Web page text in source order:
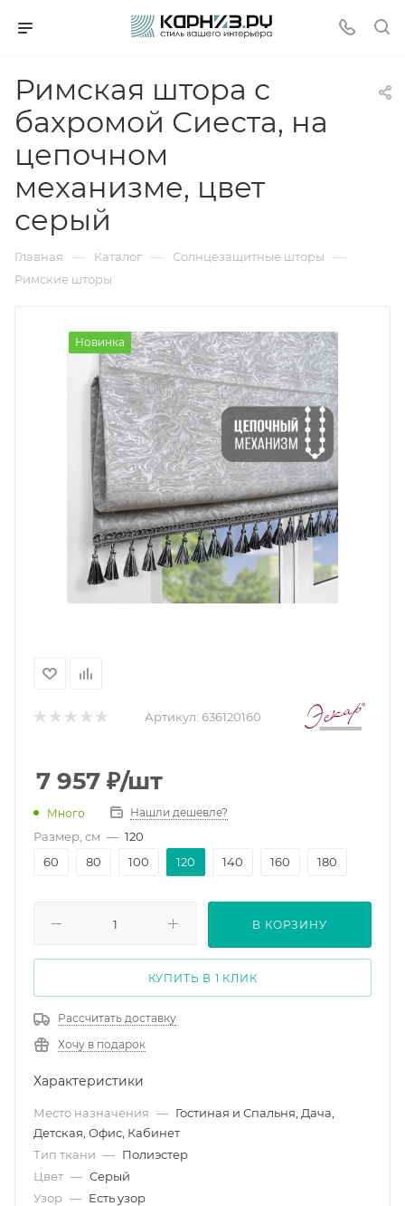
Римская штора с
бахромой Сиеста, на
цепочном
механизме, цвет
серый
Главная — Каталог — Солнцезащитные шторы —
Римские шторы
Новинка
Артикул: 636120160
7 957 ₽/шт
Много Нашли дешевле?
Размер, см — 120
60
80 100 120 140 160 180
В КОРЗИНУ
КУПИТЬ В 1 КЛИК
Рассчитать доставку
Хочу в подарок
Характеристики
Место назначения — Гостиная и Спальня, Дача,
Детская, Офис, Кабинет
Тип ткани — Полиэстер
Цвет — Серый
Узор — Есть узор